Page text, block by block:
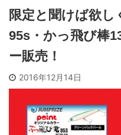
限定と聞けば欲
95s・かっ飛び棒
ー販売！
2016年12月14日